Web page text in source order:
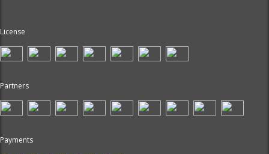
License
Partners
Payments